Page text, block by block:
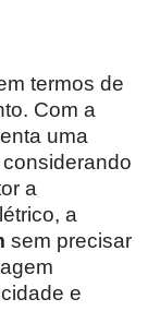
termos de
Com a
uma
considerando
a
a
sem precisar
e